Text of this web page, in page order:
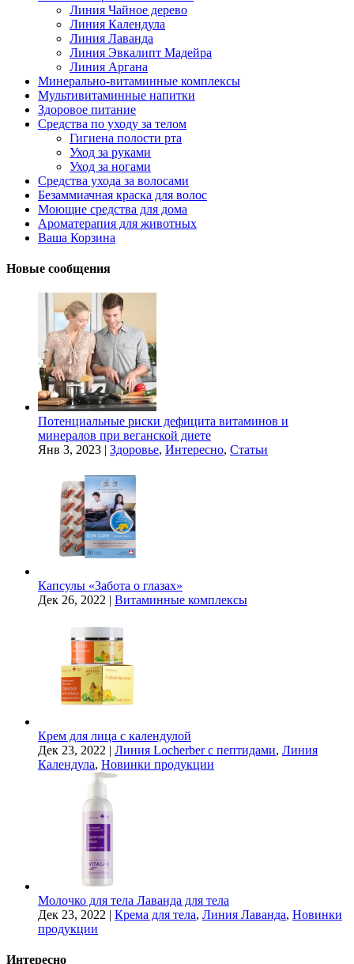
Линия Чайное дерево
Линия Календула
Линия Лаванда
Линия Эвкалипт Мадейра
Линия Аргана
Минерально-витаминные комплексы
Мультивитаминные напитки
Здоровое питание
Средства по уходу за телом
Гигиена полости рта
Уход за руками
Уход за ногами
Средства ухода за волосами
Безаммиачная краска для волос
Моющие средства для дома
Ароматерапия для животных
Ваша Корзина
Новые сообщения
Потенциальные риски дефицита витаминов и
минералов при веганской диете
Янв 3, 2023 | Здоровье, Интересно, Статьи
Капсулы «Забота о глазах»
Дек 26, 2022 | Витаминные комплексы
Крем для лица с календулой
Дек 23, 2022 | Линия Locherber с пептидами, Линия
Календула, Новинки продукции
Молочко для тела Лаванда для тела
Дек 23, 2022 | Крема для тела, Линия Лаванда, Новинки
продукции
Интересно